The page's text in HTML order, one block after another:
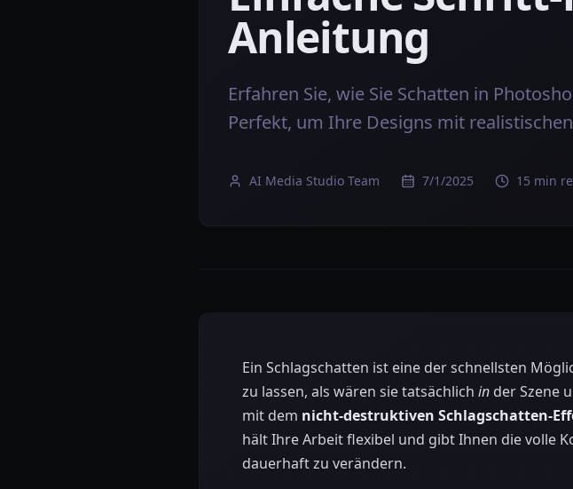
Anleitung
Erfahren Sie, wie Sie Schatten in
Perfekt, um Ihre Designs mit
AI Media Studio Team 7/1/2025 15 min
Ein Schlagschatten ist eine der schnellsten
zu lassen, als wären sie tatsächlich in der Szene
mit dem nicht-destruktiven Schlagschatten-
hält Ihre Arbeit flexibel und gibt Ihnen die volle
dauerhaft zu verändern.